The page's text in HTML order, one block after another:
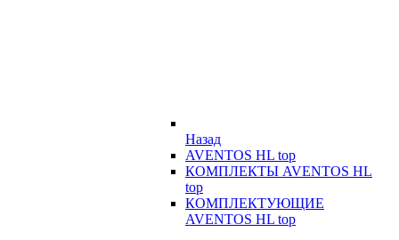
Назад
AVENTOS HL top
КОМПЛЕКТЫ AVENTOS HL
top
КОМПЛЕКТУЮЩИЕ
AVENTOS HL top